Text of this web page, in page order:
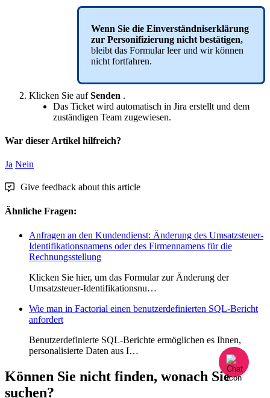
Wenn Sie die Einverständniserklärung
zur Personifizierung nicht bestätigen,
bleibt das Formular leer und wir können
nicht fortfahren.
Klicken Sie auf Senden .
Das Ticket wird automatisch in Jira erstellt und dem
zuständigen Team zugewiesen.
War dieser Artikel hilfreich?
Ja Nein
Give feedback about this article
Ähnliche Fragen:
Anfragen an den Kundendienst: Änderung des Umsatzsteuer-
Identifikationsnamens oder des Firmennamens für die
Rechnungsstellung
Klicken Sie hier, um das Formular zur Änderung der
Umsatzsteuer-Identifikationsnu…
Wie man in Factorial einen benutzerdefinierten SQL-Bericht
anfordert
Benutzerdefinierte SQL-Berichte ermöglichen es Ihnen,
personalisierte Daten aus I…
Können Sie nicht finden, wonach Sie
suchen?